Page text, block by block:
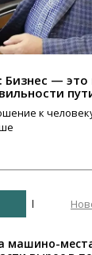
— это
к
машино-